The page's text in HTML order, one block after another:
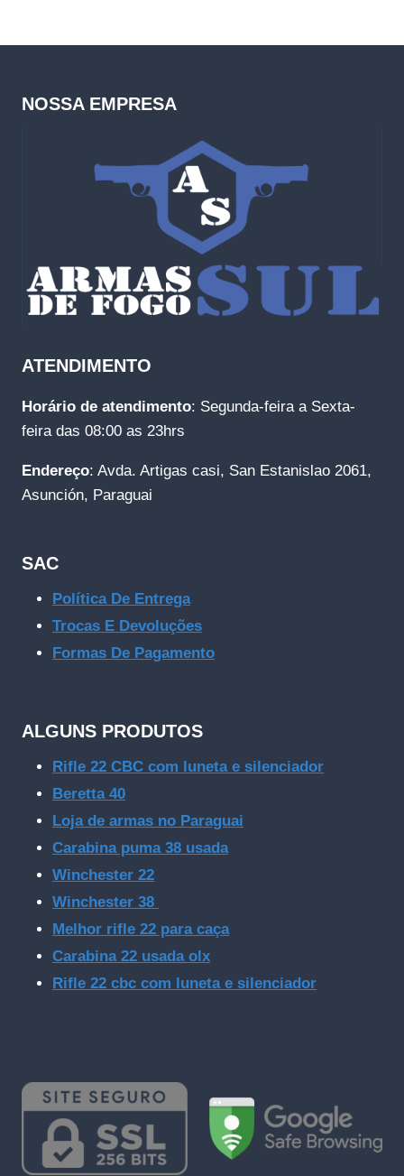
NOSSA EMPRESA
ATENDIMENTO
Horário de atendimento: Segunda-feira a Sexta-
feira das 08:00 as 23hrs
Endereço: Avda. Artigas casi, San Estanislao 2061,
Asunción, Paraguai
SAC
Política De Entrega
Trocas E Devoluções
Formas De Pagamento
ALGUNS PRODUTOS
Rifle 22 CBC com luneta e silenciador
Beretta 40
Loja de armas no Paraguai
Carabina puma 38 usada
Winchester 22
Winchester 38
Melhor rifle 22 para caça
Carabina 22 usada olx
Rifle 22 cbc com luneta e silenciador